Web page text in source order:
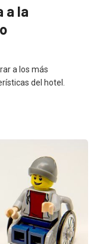
a la
a los más
del hotel.